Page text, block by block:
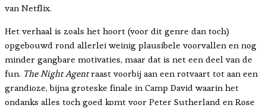
van Netflix.
Het verhaal is zoals het hoort (voor dit genre dan toch)
opgebouwd rond allerlei weinig plausibele voorvallen en nog
minder gangbare motivaties, maar dat is net een deel van de
fun. The Night Agentraast voorbij aan een rotvaart tot aan een
grandioze, bijna groteske finale in Camp David waarin het
ondanks alles toch goed komt voor Peter Sutherland en Rose